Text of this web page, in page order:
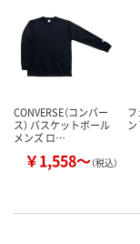
CONVERSE（コンバー
ス） バスケットボール
メンズ ロ…
￥1,558～（税込）